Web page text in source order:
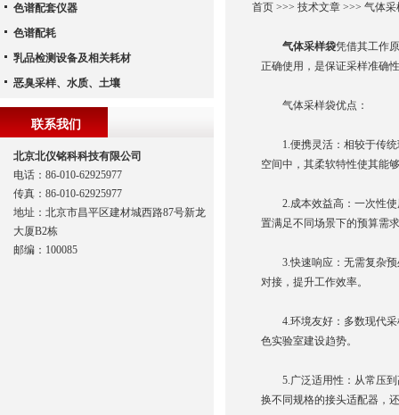
首页>>> 技术文章>>> 气体采
气体采样袋凭借其工作
正确使用，是保证采样准确
气体采样袋优点：
1.便携灵活：相较于传统
空间中，其柔软特性使其能
2.成本效益高：一次性使
置满足不同场景下的预算需
3.快速响应：无需复杂预
对接，提升工作效率。
4.环境友好：多数现代采
色实验室建设趋势。
5.广泛适用性：从常压到
换不同规格的接头适配器，
色谱配套仪器
色谱配耗
乳品检测设备及相关耗材
恶臭采样、水质、土壤
联系我们
北京北仪铭科科技有限公司
电话：86-010-62925977
传真：86-010-62925977
地址：北京市昌平区建材城西路87号新龙
大厦B2栋
邮编：100085